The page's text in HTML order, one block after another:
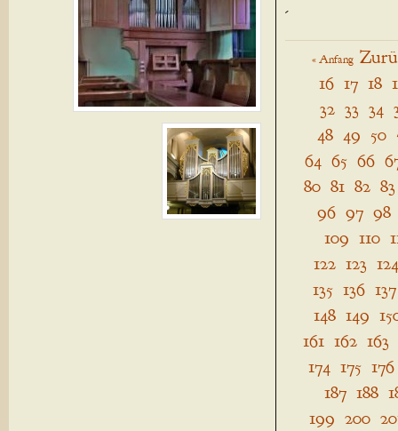
-
« Anfang
16 17 18
32 33 34
48 49 50
64 65 66
80 81 82 83
96 97 98
109 110
122 123 124
135 136 137
148 149
161 162 163
174 175 176
187 188
199 200